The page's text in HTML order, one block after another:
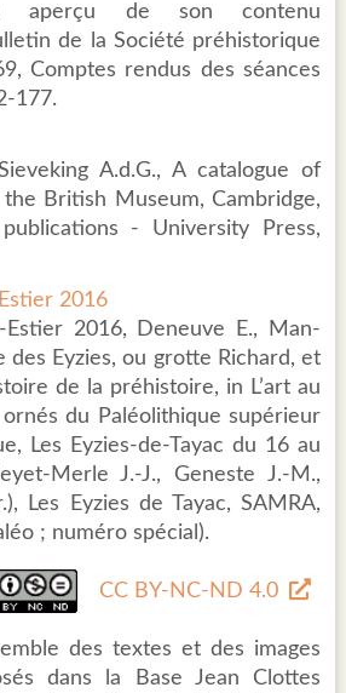
aperçu de son contenu
de la Société préhistorique
Comptes rendus des séances
177.
A.d.G., A catalogue of
British Museum, Cambridge,
- University Press,
2016
2016, Deneuve E., Man-
des Eyzies, ou grotte Richard, et
de la préhistoire, in L’art au
du Paléolithique supérieur
Les Eyzies-de-Tayac du 16 au
Merle J.-J., Geneste J.-M.,
Les Eyzies de Tayac, SAMRA,
; numéro spécial).
CC BY-NC-ND 4.0
des textes et des images
dans la Base Jean Clottes